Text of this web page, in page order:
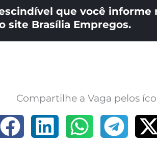
que você informe
site Brasília Empregos.
Compartilhe a Vaga pelos